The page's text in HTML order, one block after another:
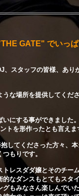
GATE" でいっ
スタッフの皆様、あ
な場所を提供してく
にする事ができまし
トを形作ったとも言えま
してくださった方々、
もりです。
レスダダ嬢とそのチ
なダンスもとてもス
もみなさん楽しんで